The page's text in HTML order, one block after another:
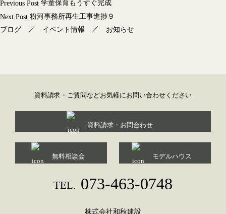
Previous Post 学童保育もうすぐ完成
Next Post 粉河事務所再生工事進捗９
ブログ ／ イベント情報 ／ お知らせ
資料請求・ご質問などお気軽にお問い合わせください
資料請求・お問合わせ
無料相談会 モデルハウス
TEL. 073-463-0748
株式会社和秋建設